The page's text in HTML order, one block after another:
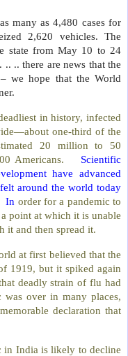
many as 4,480 cases for
2,620 vehicles. The
state from May 10 to 24
.. there are news that the
we hope that the World
in history, infected
one-third of the
20 million to 50
Americans.
Scientific
have advanced
around the world today
In order for a pandemic to
point at which it is unable
it and then spread it.
at first believed that the
1919, but it spiked again
deadly strain of flu had
over in many places,
declaration that
in India is likely to decline